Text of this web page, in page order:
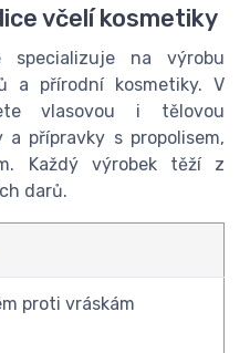
včelí kosmetiky
specializuje na výrobu
a přírodní kosmetiky. V
vlasovou i tělovou
a přípravky s propolisem,
Každý výrobek těží z
darů.
proti vráskám